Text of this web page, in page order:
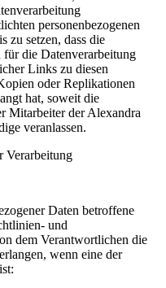
personenbezogenen
zu setzen, dass die
für die Datenverarbeitung
Links zu diesen
oder Replikationen
hat, soweit die
Mitarbeiter der Alexandra
veranlassen.
Verarbeitung
Daten betroffene
und
dem Verantwortlichen die
wenn eine der